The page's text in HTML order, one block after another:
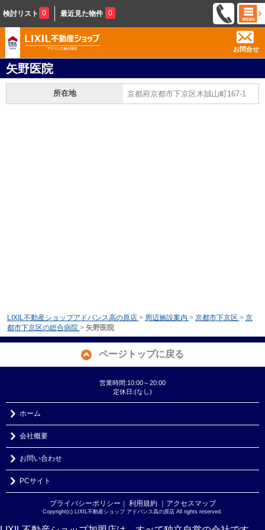
検討リスト 0 最近見た物件 0
お問合せ
矢野医院
所在地 京都府京都市下京区木賊山町167-1
LIXIL不動産ショップアドバンス高の原店 > 周辺施設案内 > 京都市下京区 > 京
都市下京区の総合病院 > 矢野医院
ページトップに戻る
営業時間:10:00～20:00
定休日:(なし)
ホーム
会社概要
お問い合わせ
PCサイト
プライバシーポリシー ｜ 利用規約 ｜アクセスマップ
Copyright(c) LIXIL不動産ショップ アドバンス高の原店 All rights reserved.